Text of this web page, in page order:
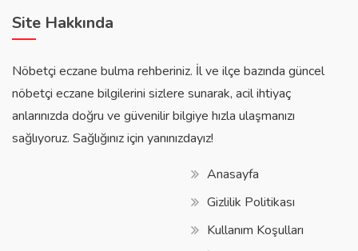
Site Hakkında
Nöbetçi eczane bulma rehberiniz. İl ve ilçe bazında güncel
nöbetçi eczane bilgilerini sizlere sunarak, acil ihtiyaç
anlarınızda doğru ve güvenilir bilgiye hızla ulaşmanızı
sağlıyoruz. Sağlığınız için yanınızdayız!
Anasayfa
Gizlilik Politikası
Kullanım Koşulları